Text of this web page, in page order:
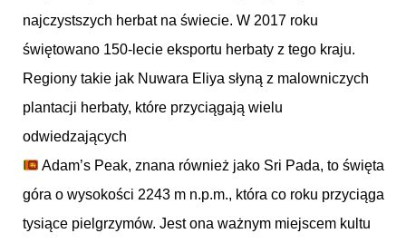
najczystszych herbat na świecie. W 2017 roku
świętowano 150-lecie eksportu herbaty z tego kraju.
Regiony takie jak Nuwara Eliya słyną z malowniczych
plantacji herbaty, które przyciągają wielu
odwiedzających
Adam’s Peak, znana również jako Sri Pada, to święta
góra o wysokości 2243 m n.p.m., która co roku przyciąga
tysiące pielgrzymów. Jest ona ważnym miejscem kultu